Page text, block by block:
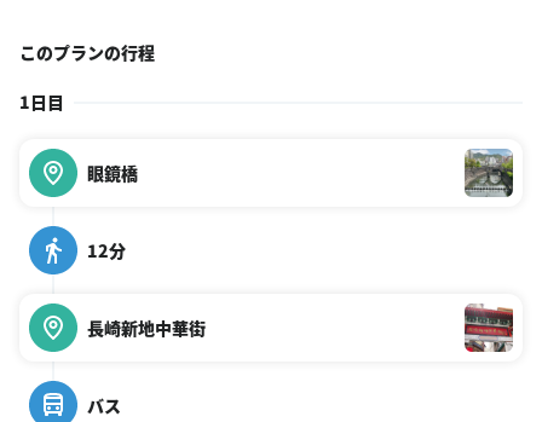
このプランの行程
1日目
眼鏡橋
12分
長崎新地中華街
バス